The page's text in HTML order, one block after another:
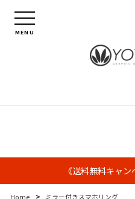
MENU
《送料無料キャ
Home > ミラー付きスマホリング